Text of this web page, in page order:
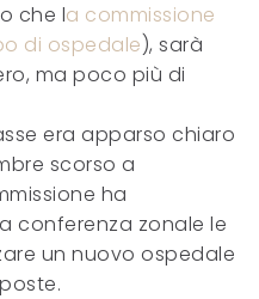
che la commissione
di ospedale), sarà
ma poco più di
era apparso chiaro
scorso a
ha
conferenza zonale le
un nuovo ospedale